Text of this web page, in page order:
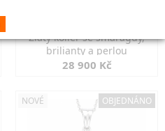
Zlatý kolier se smaragdy,
brilianty a perlou
28 900 Kč
NOVÉ OBJEDNÁNO